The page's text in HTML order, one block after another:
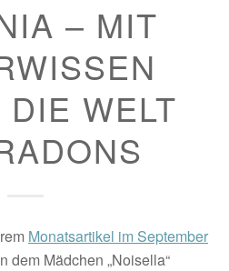
– MIT
DIE WELT
Monatsartikel im September
dem Mädchen „Noisella“